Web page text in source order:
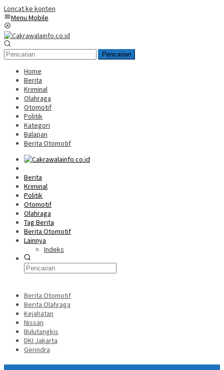
Loncat ke konten
Menu Mobile
Pencarian
Home
Berita
Kriminal
Olahraga
Otomotif
Politik
Kategori
Balapan
Berita Otomotif
Berita
Kriminal
Politik
Otomotif
Olahraga
Tag Berita
Berita Otomotif
Lainnya
Indeks
Berita Otomotif
Berita Olahraga
Kejahatan
Nissan
Bulutangkis
DKI Jakarta
Gerindra